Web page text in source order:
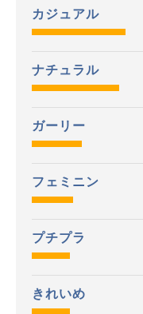
カジュアル
ナチュラル
ガーリー
フェミニン
プチプラ
きれいめ